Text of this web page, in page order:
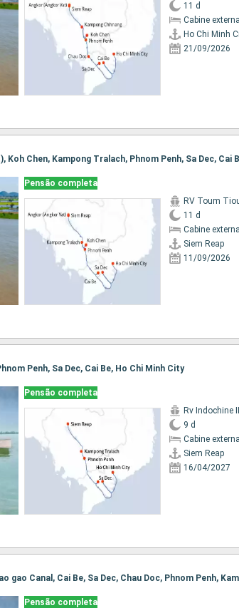
11 d
Cabine externa
Ho Chi Minh
21/09/2026
Pensão completa
RV Toum Tiou
11 d
Cabine externa
Siem Reap
11/09/2026
Penh, Sa Dec, Cai Be, Ho Chi Minh City
Pensão completa
Rv Indochine II
9 d
Cabine externa
Siem Reap
16/04/2027
Pensão completa